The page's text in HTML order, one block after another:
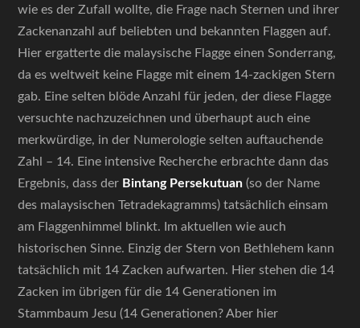
wie es der Zufall wollte, die Frage nach Sternen und ihrer
Zackenanzahl auf beliebten und bekannten Flaggen auf.
Hier ergatterte die malaysische Flagge einen Sonderrang,
da es weltweit keine Flagge mit einem 14-zackigen Stern
gab. Eine selten blöde Anzahl für jeden, der diese Flagge
versuchte nachzuzeichnen und überhaupt auch eine
merkwürdige, in der Numerologie selten auftauchende
Zahl – 14. Eine intensive Recherche erbrachte dann das
Ergebnis, dass der Bintang Persekutuan (so der Name
des malaysischen Tetradekagramms) tatsächlich einsam
am Flaggenhimmel blinkt. Im aktuellen wie auch
historischen Sinne. Einzig der Stern von Bethlehem kann
tatsächlich mit 14 Zacken aufwarten. Hier stehen die 14
Zacken im übrigen für die 14 Generationen im
Stammbaum Jesu (14 Generationen? Aber hier